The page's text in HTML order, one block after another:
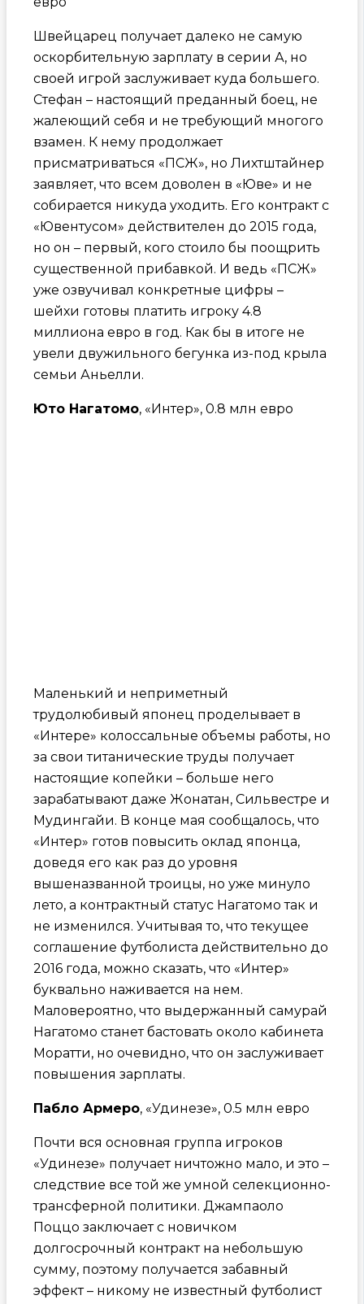
Швейцарец получает далеко не самую
оскорбительную зарплату в серии А, но
своей игрой заслуживает куда большего.
Стефан – настоящий преданный боец, не
жалеющий себя и не требующий многого
взамен. К нему продолжает
присматриваться «ПСЖ», но Лихтштайнер
заявляет, что всем доволен в «Юве» и не
собирается никуда уходить. Его контракт с
«Ювентусом» действителен до 2015 года,
но он – первый, кого стоило бы поощрить
существенной прибавкой. И ведь «ПСЖ»
уже озвучивал конкретные цифры –
шейхи готовы платить игроку 4.8
миллиона евро в год. Как бы в итоге не
увели двужильного бегунка из-под крыла
семьи Аньелли.
Юто Нагатомо, «Интер», 0.8 млн евро
Маленький и неприметный
трудолюбивый японец проделывает в
«Интере» колоссальные объемы работы, но
за свои титанические труды получает
настоящие копейки – больше него
зарабатывают даже Жонатан, Сильвестре и
Мудингайи. В конце мая сообщалось, что
«Интер» готов повысить оклад японца,
доведя его как раз до уровня
вышеназванной троицы, но уже минуло
лето, а контрактный статус Нагатомо так и
не изменился. Учитывая то, что текущее
соглашение футболиста действительно до
2016 года, можно сказать, что «Интер»
буквально наживается на нем.
Маловероятно, что выдержанный самурай
Нагатомо станет бастовать около кабинета
Моратти, но очевидно, что он заслуживает
повышения зарплаты.
Пабло Армеро, «Удинезе», 0.5 млн евро
Почти вся основная группа игроков
«Удинезе» получает ничтожно мало, и это –
следствие все той же умной селекционно-
трансферной политики. Джампаоло
Поццо заключает с новичком
долгосрочный контракт на небольшую
сумму, поэтому получается забавный
эффект – никому не известный футболист